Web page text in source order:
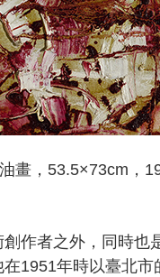
畫，53.5×73cm，
作者之外，同時也
1951年時以臺北